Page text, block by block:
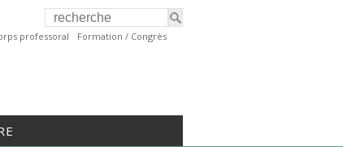
professoral Formation / Congrès